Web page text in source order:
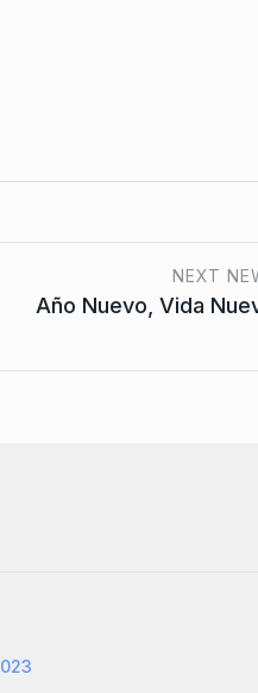
NEXT
Año Nuevo, Vida